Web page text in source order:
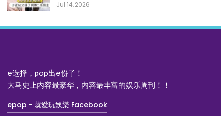
Jul 14, 2026
e选择，pop出e份子！
大马史上内容最豪华，内容最丰富的娱乐周刊！！
epop - 就愛玩娛樂 Facebook